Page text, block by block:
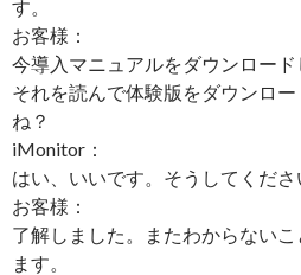
す。
お客様：
今導入マニュアルをダウンロー
それを読んで体験版をダウンロ
ね？
iMonitor：
はい、いいです。そうしてくださ
お客様：
了解しました。またわからないこ
ます。